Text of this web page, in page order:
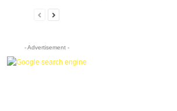
- Advertisement -